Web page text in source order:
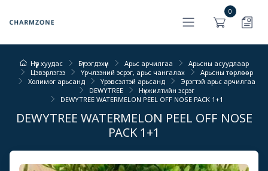
0
Нүүр хуудас Бүтээгдэхүүн Арьс арчилгаа
Арьсны асуудлаар
Цэвэрлэгээ
Үрчлээний эсрэг, арьс чангалах
Арьсны төрлөөр
Холимог арьсанд
Үрэвсэлтэй арьсанд
Эрэгтэй арьс арчилгаа
DEWYTREE
Нүхжилтийн эсрэг
DEWYTREE WATERMELON PEEL OFF NOSE PACK 1+1
DEWYTREE WATERMELON PEEL OFF NOSE
PACK 1+1